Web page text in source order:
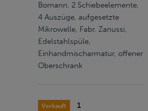
Bomann, 2 Schiebeelemente,
4 Auszüge, aufgesetzte
Mikrowelle, Fabr. Zanussi,
Edelstahlspüle,
Einhandmischarmatur, offener
Oberschrank
Verkauft
1